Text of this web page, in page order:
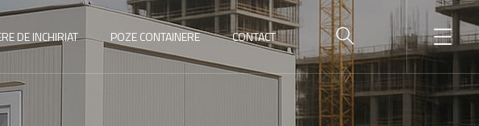
DE INCHIRIAT POZE CONTAINERE CONTACT